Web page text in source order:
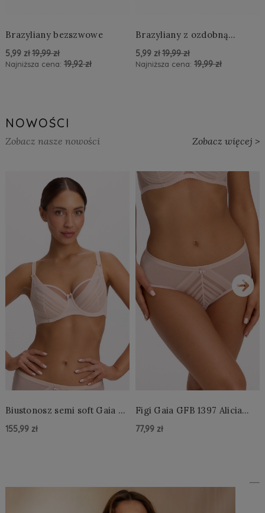
Brazyliany bezszwowe
5,99 zł 19,99 zł
Najniższa cena: 19,92 zł
Brazyliany z ozdobną
5,99 zł 19,99 zł
Najniższa cena: 19,99 zł
NOWOŚCI
Zobacz nasze nowości Zobacz więcej >
Biustonosz semi soft Gaia BS
155,99 zł
Figi Gaia GFB 1397 Alicia
77,99 zł
›